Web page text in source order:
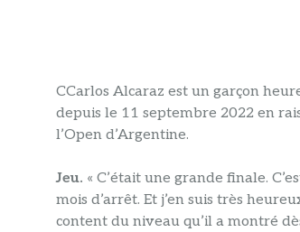
CCarlos Alcaraz est un garçon
depuis le 11 septembre 2022 en
l’Open d’Argentine.
Jeu. « C’était une grande finale.
mois d’arrêt. Et j’en suis très
content du niveau qu’il a montré